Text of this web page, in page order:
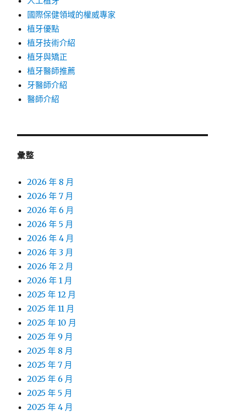
國際保健領域的權威專家
植牙優點
植牙技術介紹
植牙與矯正
植牙醫師推薦
牙醫師介紹
醫師介紹
彙整
2026 年 8 月
2026 年 7 月
2026 年 6 月
2026 年 5 月
2026 年 4 月
2026 年 3 月
2026 年 2 月
2026 年 1 月
2025 年 12 月
2025 年 11 月
2025 年 10 月
2025 年 9 月
2025 年 8 月
2025 年 7 月
2025 年 6 月
2025 年 5 月
2025 年 4 月